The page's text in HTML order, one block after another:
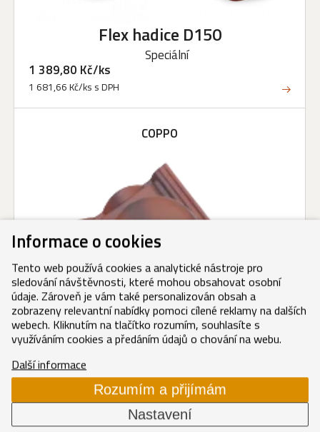
Flex hadice D150
Speciální
1 389,80 Kč/ks
1 681,66 Kč/ks s DPH
COPPO
Kanalizační větrák komplet antický
Informace o cookies
Tento web používá cookies a analytické nástroje pro
sledování návštěvnosti, které mohou obsahovat osobní
údaje. Zároveň je vám také personalizován obsah a
zobrazeny relevantní nabídky pomoci cílené reklamy na dalších
webech. Kliknutím na tlačítko rozumím, souhlasíte s
využíváním cookies a předáním údajů o chování na webu.
Další informace
Rozumím a přijímám
Nastavení